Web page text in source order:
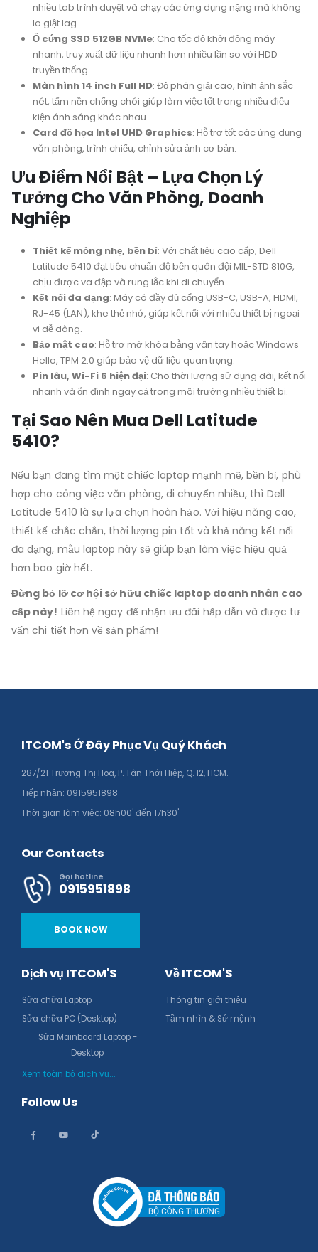
nhiều tab trình duyệt và chạy các ứng dụng nặng mà không
lo giật lag.
Ổ cứng SSD 512GB NVMe: Cho tốc độ khởi động máy
nhanh, truy xuất dữ liệu nhanh hơn nhiều lần so với HDD
truyền thống.
Màn hình 14 inch Full HD: Độ phân giải cao, hình ảnh sắc
nét, tấm nền chống chói giúp làm việc tốt trong nhiều điều
kiện ánh sáng khác nhau.
Card đồ họa Intel UHD Graphics: Hỗ trợ tốt các ứng dụng
văn phòng, trình chiếu, chỉnh sửa ảnh cơ bản.
Ưu Điểm Nổi Bật – Lựa Chọn Lý
Tưởng Cho Văn Phòng, Doanh
Nghiệp
Thiết kế mỏng nhẹ, bền bỉ: Với chất liệu cao cấp, Dell
Latitude 5410 đạt tiêu chuẩn độ bền quân đội MIL-STD 810G,
chịu được va đập và rung lắc khi di chuyển.
Kết nối đa dạng: Máy có đầy đủ cổng USB-C, USB-A, HDMI,
RJ-45 (LAN), khe thẻ nhớ, giúp kết nối với nhiều thiết bị ngoại
vi dễ dàng.
Bảo mật cao: Hỗ trợ mở khóa bằng vân tay hoặc Windows
Hello, TPM 2.0 giúp bảo vệ dữ liệu quan trọng.
Pin lâu, Wi-Fi 6 hiện đại: Cho thời lượng sử dụng dài, kết nối
nhanh và ổn định ngay cả trong môi trường nhiều thiết bị.
Tại Sao Nên Mua Dell Latitude
5410?
Nếu bạn đang tìm một chiếc laptop mạnh mẽ, bền bỉ, phù
hợp cho công việc văn phòng, di chuyển nhiều, thì Dell
Latitude 5410 là sự lựa chọn hoàn hảo. Với hiệu năng cao,
thiết kế chắc chắn, thời lượng pin tốt và khả năng kết nối
đa dạng, mẫu laptop này sẽ giúp bạn làm việc hiệu quả
hơn bao giờ hết.
Đừng bỏ lỡ cơ hội sở hữu chiếc laptop doanh nhân cao
cấp này! Liên hệ ngay để nhận ưu đãi hấp dẫn và được tư
vấn chi tiết hơn về sản phẩm!
ITCOM's Ở Đây Phục Vụ Quý Khách
287/21 Trương Thị Hoa, P. Tân Thới Hiệp, Q. 12, HCM.
Tiếp nhận: 0915951898
Thời gian làm việc: 08h00' đến 17h30'
Our Contacts
Gọi hotline
0915951898
BOOK NOW
Dịch vụ ITCOM'S
Sữa chữa Laptop
Sửa chữa PC (Desktop)
Sửa Mainboard Laptop -
Desktop
Xem toàn bộ dịch vụ...
Về ITCOM'S
Thông tin giới thiệu
Tầm nhìn & Sứ mệnh
Follow Us